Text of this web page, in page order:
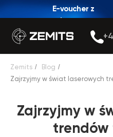
E-voucher z
rabatem
Zemits / Blog /
Zajrzyjmy w świat laserowych
Zajrzyjmy w
trendów